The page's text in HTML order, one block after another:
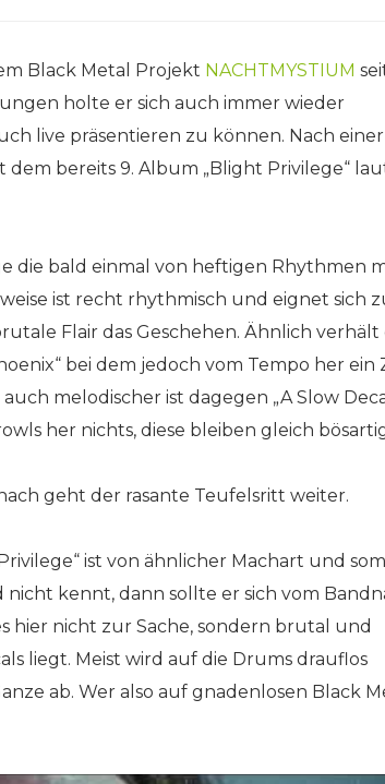
Black Metal Projekt NACHTMYSTIUM
holte er sich auch immer wieder
live präsentieren zu können. Nach einer
bereits 9. Album „Blight Privilege“
die bald einmal von heftigen Rhythmen
ist recht rhythmisch und eignet sich
Flair das Geschehen. Ähnlich verhält
bei dem jedoch vom Tempo her ein
melodischer ist dagegen „A Slow
her nichts, diese bleiben gleich
geht der rasante Teufelsritt weiter.
ist von ähnlicher Machart und
kennt, dann sollte er sich vom
hier nicht zur Sache, sondern brutal und
liegt. Meist wird auf die Drums drauflos
ab. Wer also auf gnadenlosen Black